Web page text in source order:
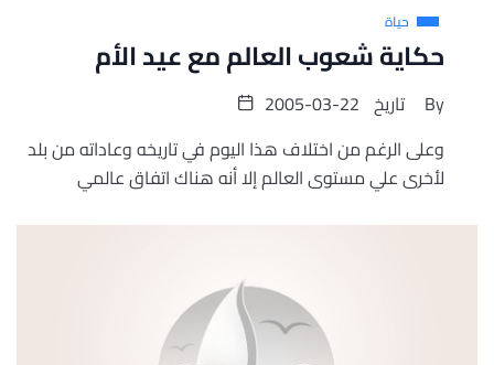
حياة
حكاية شعوب العالم مع عيد الأم
By تاريخ
2005-03-22
وعلى الرغم من اختلاف هذا اليوم في تاريخه وعاداته من بلد
لأخرى علي مستوى العالم إلا أنه هناك اتفاق عالمي